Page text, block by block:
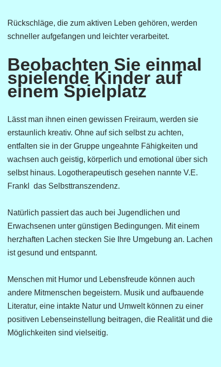
Rückschläge, die zum aktiven Leben gehören, werden
schneller aufgefangen und leichter verarbeitet.
Beobachten Sie einmal
spielende Kinder auf
einem Spielplatz
Lässt man ihnen einen gewissen Freiraum, werden sie
erstaunlich kreativ. Ohne auf sich selbst zu achten,
entfalten sie in der Gruppe ungeahnte Fähigkeiten und
wachsen auch geistig, körperlich und emotional über sich
selbst hinaus. Logotherapeutisch gesehen nannte V.E.
Frankl das Selbsttranszendenz.
Natürlich passiert das auch bei Jugendlichen und
Erwachsenen unter günstigen Bedingungen. Mit einem
herzhaften Lachen stecken Sie Ihre Umgebung an. Lachen
ist gesund und entspannt.
Menschen mit Humor und Lebensfreude können auch
andere Mitmenschen begeistern. Musik und aufbauende
Literatur, eine intakte Natur und Umwelt können zu einer
positiven Lebenseinstellung beitragen, die Realität und die
Möglichkeiten sind vielseitig.